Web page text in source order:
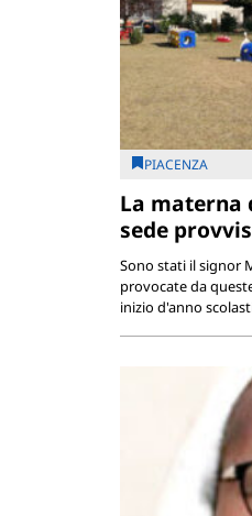
PIACENZA
La materna
sede
Sono stati il signor
provocate da
inizio d'anno